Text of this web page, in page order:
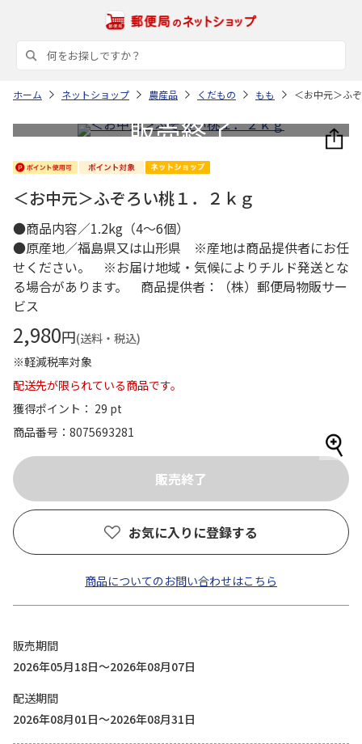
ホーム ネットショップ 農産品 くだもの もも ＜お中元＞ふ
＜お中元＞ふぞろい桃１．２ｋｇ
●商品内容／1.2kg（4～6個）
●原産地／福島県又は山形県 ※産地は商品提供者にお任
せください。 ※お届け地域・気候によりチルド発送とな
る場合があります。 商品提供者：（株）郵便局物販サー
ビス
2,980円(送料・税込)
※軽減税率対象
配送先が限られている商品です。
獲得ポイント： 29 pt
商品番号
8075693281
お気に入りに登録する
商品についてのお問い合わせはこちら
販売期間
2026年05月18日～2026年08月07日
配送期間
2026年08月01日～2026年08月31日